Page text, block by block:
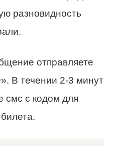
разновидность
отправляете
». В течении 2-3 минут
смс с кодом для